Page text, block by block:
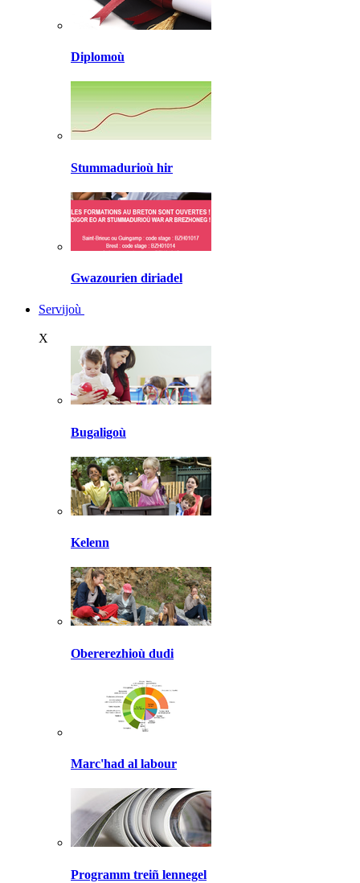
Diplomoù
Stummadurioù hir
Gwazourien diriadel
Servijoù
X
Bugaligoù
Kelenn
Obererezhioù dudi
Marc'had al labour
Programm treiñ lennegel